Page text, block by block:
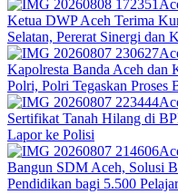
Ketua DWP Aceh Terima
Selatan, Pererat Sinergi dan
Kapolresta Banda Aceh dan
Polri, Polri Tegaskan Proses
Sertifikat Tanah Hilang di
Lapor ke Polisi
Bangun SDM Aceh, Solusi
Pendidikan bagi 5.500 Pelajar